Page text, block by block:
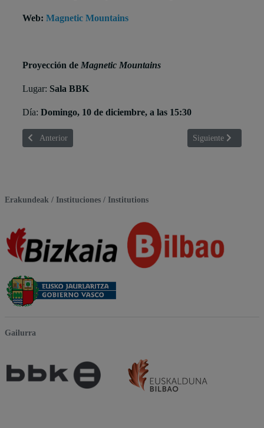
Web: Magnetic Mountains
Proyección de Magnetic Mountains
Lugar: Sala BBK
Día: Domingo, 10 de diciembre, a las 15:30
Artículo anterior: Mattin Zeberio
Anterior Artículo siguiente:
Siguiente
Erakundeak / Instituciones / Institutions
Gailurra